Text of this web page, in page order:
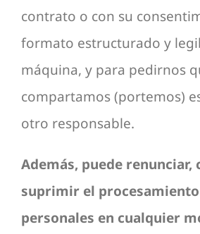
contrato o con su
formato estructurado y
máquina, y para pedirnos
compartamos (portemos)
otro responsable.
Además, puede renunciar,
suprimir el
personales en cualquier